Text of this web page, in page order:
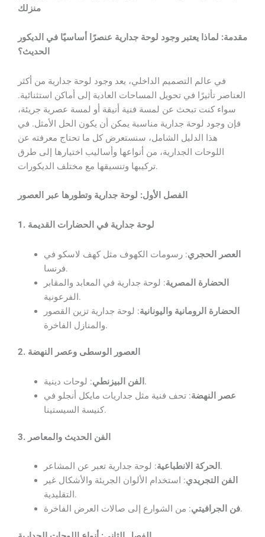
منزلك
مقدمة: لماذا يعتبر وجود لوحة جدارية عنصرًا أساسيًا في الديكور
الحديث؟
في عالم التصميم الداخلي، يعد وجود لوحة جدارية من أكثر
العناصر تأثيرًا في تحويل المساحات العادية إلى أماكن استثنائية.
سواء كنت تبحث عن لمسة فنية أنيقة أو لمسة عصرية جريئة،
فإن وجود لوحة جدارية مناسبة يمكن أن يكون الحل الأمثل. في
هذا الدليل الشامل، سنستعرض كل ما تحتاج معرفته عن
اللوحات الجدارية، من أنواعها وأساليب اختيارها إلى طرق
تركيبها وتنسيقها مع مختلف الديكورات.
الفصل الأول: لوحة جدارية وتطورها عبر العصور
1. لوحة جدارية في الحضارات القديمة
العصر الحجري: رسومات الكهوف مثل كهف لاسكو في
فرنسا.
الحضارة المصرية: لوحة جدارية في المعابد والمقابر
الفرعونية.
الحضارة الرومانية واليونانية: لوحة جدارية تزين القصور
والمنازل الفاخرة.
2. العصور الوسطى وعصر النهضة
الفن البيزنطي : لوحات دينية.
عصر النهضة: تحف فنية مثل جداريات مايكل أنجلو في
كنيسة السيستينا.
3. الفن الحديث والمعاصر
الحركة الانطباعية : لوحة جدارية تعبر عن المشاعر.
الفن التجريدي: استخدام الألوان الجريئة والأشكال غير
التقليدية.
فن الجرافيتي: من الشوارع إلى صالات العرض الفاخرة.